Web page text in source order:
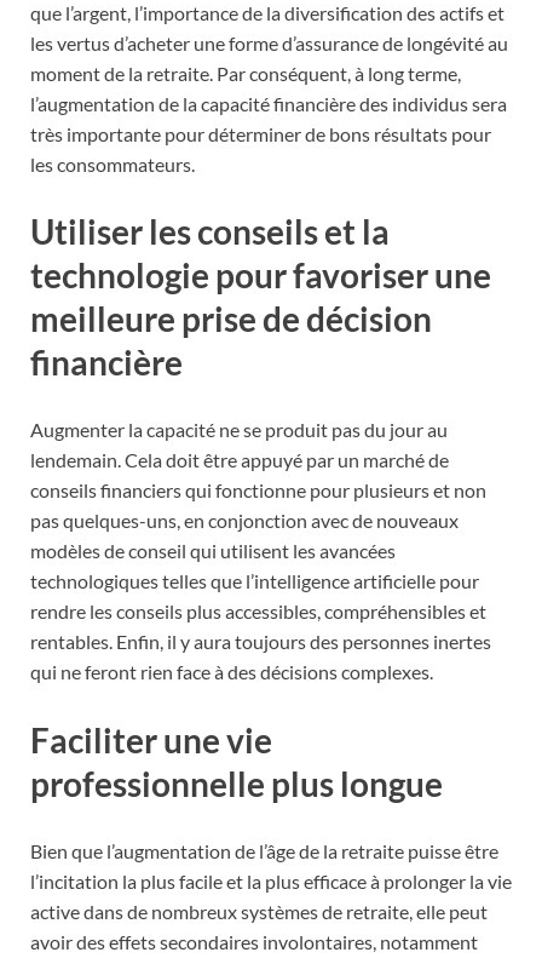
que l’argent, l’importance de la diversification des actifs et
les vertus d’acheter une forme d’assurance de longévité au
moment de la retraite. Par conséquent, à long terme,
l’augmentation de la capacité financière des individus sera
très importante pour déterminer de bons résultats pour
les consommateurs.
Utiliser les conseils et la
technologie pour favoriser une
meilleure prise de décision
financière
Augmenter la capacité ne se produit pas du jour au
lendemain. Cela doit être appuyé par un marché de
conseils financiers qui fonctionne pour plusieurs et non
pas quelques-uns, en conjonction avec de nouveaux
modèles de conseil qui utilisent les avancées
technologiques telles que l’intelligence artificielle pour
rendre les conseils plus accessibles, compréhensibles et
rentables. Enfin, il y aura toujours des personnes inertes
qui ne feront rien face à des décisions complexes.
Faciliter une vie
professionnelle plus longue
Bien que l’augmentation de l’âge de la retraite puisse être
l’incitation la plus facile et la plus efficace à prolonger la vie
active dans de nombreux systèmes de retraite, elle peut
avoir des effets secondaires involontaires, notamment